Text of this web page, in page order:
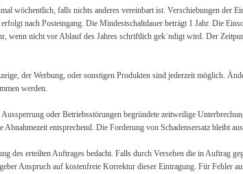
wöchentlich, falls nichts anderes vereinbart ist. Verschiebungen der
nach Posteingang. Die Mindestschaltdauer beträgt 1 Jahr. Die
wenn nicht vor Ablauf des Jahres schriftlich gek¨ndigt wird. Der
der Werbung, oder sonstigen Produkten sind jederzeit möglich.
werden.
oder Betriebsstörungen begründete zeitweilige
entsprechend. Die Forderung von Schadensersatz bleibt
des erteilten Auftrages bedacht. Falls durch Versehen die in Auftrag
Anspruch auf kostenfreie Korrektur dieser Eintragung. Für Fehler